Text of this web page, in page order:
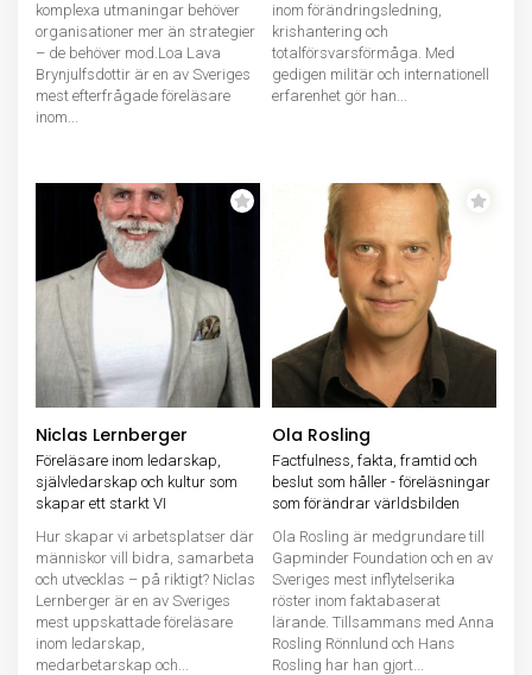
komplexa utmaningar behöver
organisationer mer än strategier
– de behöver mod.Loa Lava
Brynjulfsdottir är en av Sveriges
mest efterfrågade föreläsare
inom...
inom förändringsledning,
krishantering och
totalförsvarsförmåga. Med
gedigen militär och internationell
erfarenhet gör han...
Niclas Lernberger
Föreläsare inom ledarskap,
självledarskap och kultur som
skapar ett starkt VI
Hur skapar vi arbetsplatser där
människor vill bidra, samarbeta
och utvecklas – på riktigt? Niclas
Lernberger är en av Sveriges
mest uppskattade föreläsare
inom ledarskap,
medarbetarskap och...
Ola Rosling
Factfulness, fakta, framtid och
beslut som håller - föreläsningar
som förändrar världsbilden
Ola Rosling är medgrundare till
Gapminder Foundation och en av
Sveriges mest inflytelserika
röster inom faktabaserat
lärande. Tillsammans med Anna
Rosling Rönnlund och Hans
Rosling har han gjort...